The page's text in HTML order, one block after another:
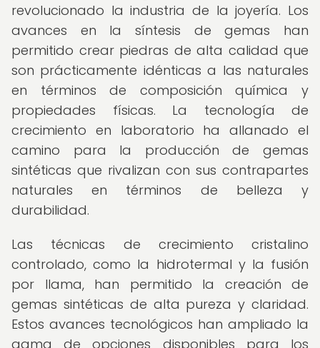
revolucionado la industria de la joyería. Los
avances en la síntesis de gemas han
permitido crear piedras de alta calidad que
son prácticamente idénticas a las naturales
en términos de composición química y
propiedades físicas. La tecnología de
crecimiento en laboratorio ha allanado el
camino para la producción de gemas
sintéticas que rivalizan con sus contrapartes
naturales en términos de belleza y
durabilidad.
Las técnicas de crecimiento cristalino
controlado, como la hidrotermal y la fusión
por llama, han permitido la creación de
gemas sintéticas de alta pureza y claridad.
Estos avances tecnológicos han ampliado la
gama de opciones disponibles para los